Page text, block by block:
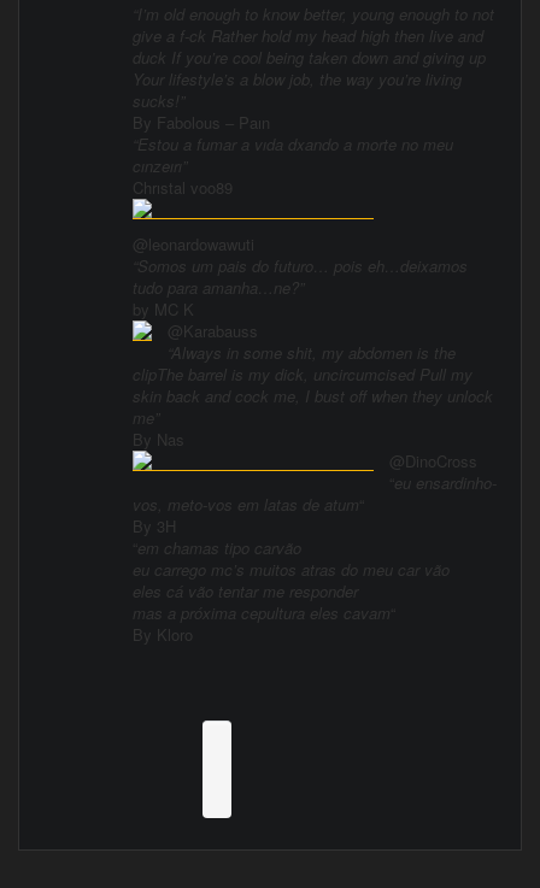
“I’m old enough to know better, young enough to not
give a f-ck Rather hold my head high then live and
duck If you’re cool being taken down and giving up
Your lifestyle’s a blow job, the way you’re living
sucks!”
By Fabolous – Paın
“Estou a fumar a vıda dxando a morte no meu
cınzeırı”
Chrıstal voo89
@leonardowawuti
“Somos um pais do futuro… pois eh…deixamos
tudo para amanha…ne?”
by MC K
@Karabauss
“Always in some shit, my abdomen is the
clipThe barrel is my dick, uncircumcised Pull my
skin back and cock me, I bust off when they unlock
me”
By Nas
@DinoCross
eu ensardinho-
vos, meto-vos em latas de atum
By 3H
em chamas tipo carvão
eu carrego mc’s muitos atras do meu car vão
eles cá vão tentar me responder
mas a próxima cepultura eles cavam
By Kloro